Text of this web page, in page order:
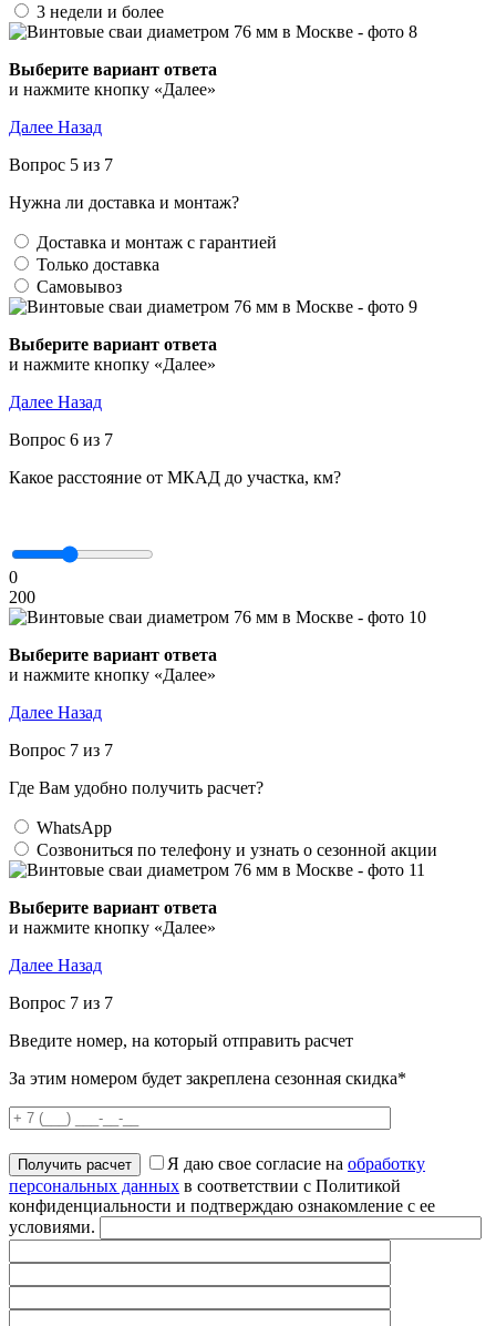
3 недели и более
и нажмите кнопку «Далее»
Далее Назад
Вопрос 5 из 7
Нужна ли доставка и монтаж?
Доставка и монтаж с гарантией
Только доставка
Самовывоз
и нажмите кнопку «Далее»
Далее Назад
Вопрос 6 из 7
Какое расстояние от МКАД до участка, км?
0
200
и нажмите кнопку «Далее»
Далее Назад
Вопрос 7 из 7
Где Вам удобно получить расчет?
WhatsApp
Созвониться по телефону и узнать о сезонной акции
и нажмите кнопку «Далее»
Далее Назад
Вопрос 7 из 7
Введите номер, на который отправить расчет
За этим номером будет закреплена сезонная скидка*
Я даю свое согласие на обработку
персональных данных в соответствии с Политикой
конфиденциальности и подтверждаю ознакомление с ее
условиями.